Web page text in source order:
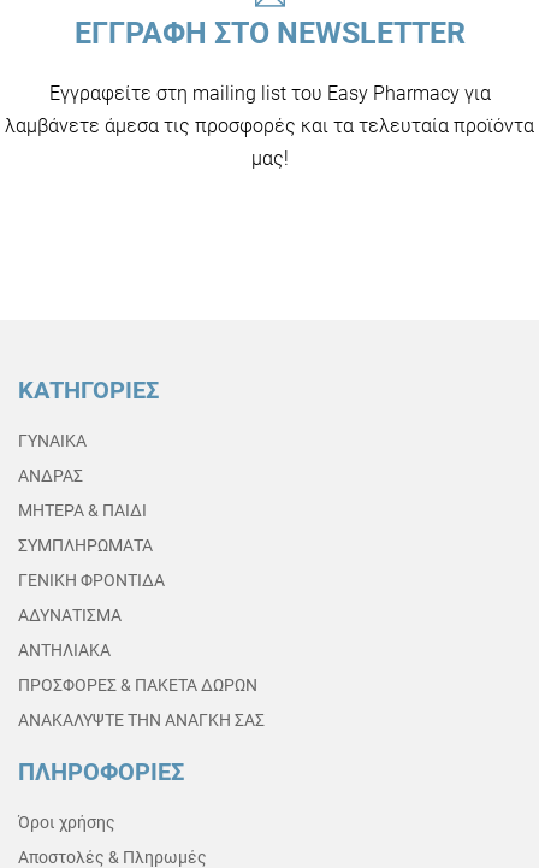
ΕΓΓΡΑΦΗ ΣΤΟ NEWSLETTER
Εγγραφείτε στη mailing list του Easy Pharmacy για
λαμβάνετε άμεσα τις προσφορές και τα τελευταία προϊόντα
μας!
ΚΑΤΗΓΟΡΙΕΣ
ΓΥΝΑΙΚΑ
ΑΝΔΡΑΣ
ΜΗΤΕΡΑ & ΠΑΙΔΙ
ΣΥΜΠΛΗΡΩΜΑΤΑ
ΓΕΝΙΚΗ ΦΡΟΝΤΙΔΑ
ΑΔΥΝΑΤΙΣΜΑ
ΑΝΤΗΛΙΑΚΑ
ΠΡΟΣΦΟΡΕΣ & ΠΑΚΕΤΑ ΔΩΡΩΝ
ΑΝΑΚΑΛΥΨΤΕ ΤΗΝ ΑΝΑΓΚΗ ΣΑΣ
ΠΛΗΡΟΦΟΡΙΕΣ
Όροι χρήσης
Αποστολές & Πληρωμές